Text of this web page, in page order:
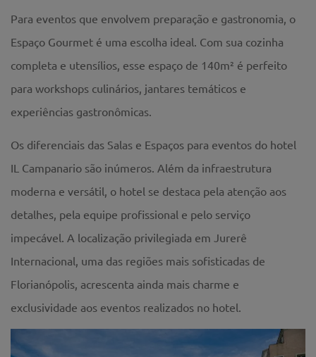
Para eventos que envolvem preparação e gastronomia, o
Espaço Gourmet é uma escolha ideal. Com sua cozinha
completa e utensílios, esse espaço de 140m² é perfeito
para workshops culinários, jantares temáticos e
experiências gastronômicas.
Os diferenciais das Salas e Espaços para eventos do hotel
IL Campanario são inúmeros. Além da infraestrutura
moderna e versátil, o hotel se destaca pela atenção aos
detalhes, pela equipe profissional e pelo serviço
impecável. A localização privilegiada em Jurerê
Internacional, uma das regiões mais sofisticadas de
Florianópolis, acrescenta ainda mais charme e
exclusividade aos eventos realizados no hotel.